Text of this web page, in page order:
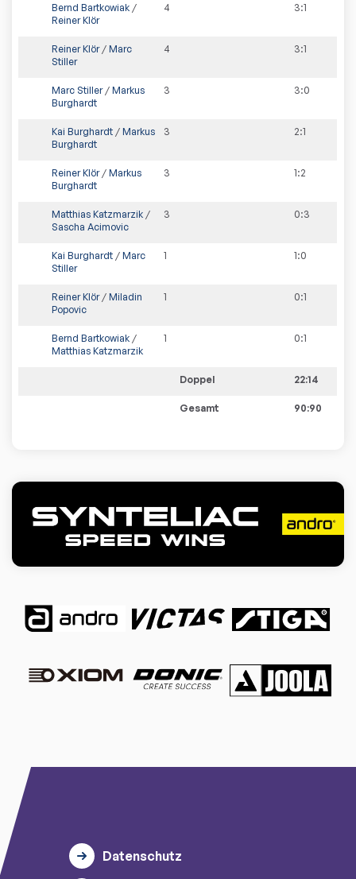
Bernd Bartkowiak /
Reiner Klör
4 3:1
Reiner Klör/ Marc
Stiller
4 3:1
Marc Stiller/ Markus
Burghardt
3 3:0
Kai Burghardt / Markus
Burghardt
3 2:1
Reiner Klör/ Markus
Burghardt
3 1:2
Matthias Katzmarzik /
Sascha Acimovic
3 0:3
Kai Burghardt / Marc
Stiller
1 1:0
Reiner Klör/ Miladin
Popovic
1 0:1
Bernd Bartkowiak /
Matthias Katzmarzik
1 0:1
Doppel 22:14
Gesamt 90:90
Datenschutz